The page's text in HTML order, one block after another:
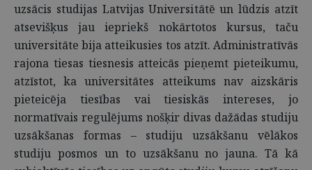
uzsācis studijas Latvijas Universitātē un lūdzis atzīt
atsevišķus jau iepriekš nokārtotos kursus, taču
universitāte bija atteikusies tos atzīt. Administratīvās
rajona tiesas tiesnesis atteicās pieņemt pieteikumu,
atzīstot, ka universitātes atteikums nav aizskāris
pieteicēja tiesības vai tiesiskās intereses, jo
normatīvais regulējums nošķir divas dažādas studiju
uzsākšanas formas – studiju uzsākšanu vēlākos
studiju posmos un to uzsākšanu no jauna. Tā kā